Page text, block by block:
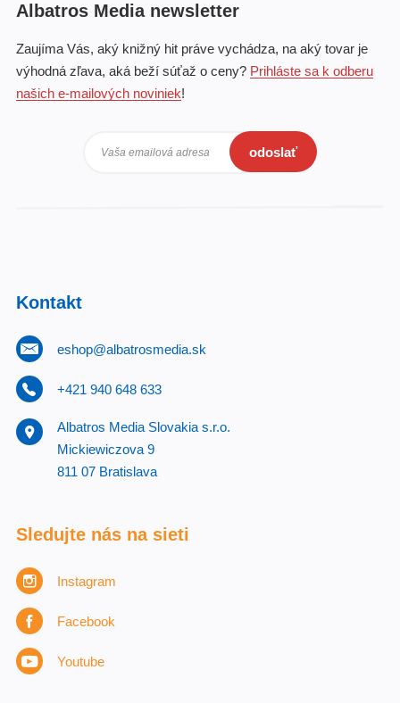
Albatros Media newsletter
Zaujíma Vás, aký knižný hit práve vychádza, na aký tovar je
výhodná zľava, aká beží súťaž o ceny? Prihláste sa k odberu
našich e-mailových noviniek!
Vaša emailová adresa odoslať
Kontakt
eshop@albatrosmedia.sk
+421 940 648 633
Albatros Media Slovakia s.r.o.
Mickiewiczova 9
811 07 Bratislava
Sledujte nás na sieti
Instagram
Facebook
Youtube